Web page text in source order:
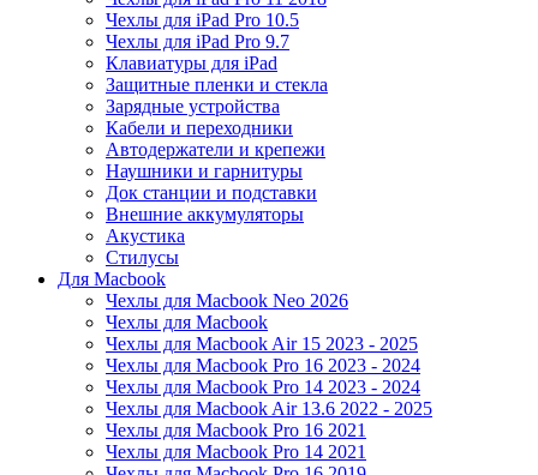
Чехлы для iPad Pro 10.5
Чехлы для iPad Pro 9.7
Клавиатуры для iPad
Защитные пленки и стекла
Зарядные устройства
Кабели и переходники
Автодержатели и крепежи
Наушники и гарнитуры
Док станции и подставки
Внешние аккумуляторы
Акустика
Стилусы
Для Macbook
Чехлы для Macbook Neo 2026
Чехлы для Macbook
Чехлы для Macbook Air 15 2023 - 2025
Чехлы для Macbook Pro 16 2023 - 2024
Чехлы для Macbook Pro 14 2023 - 2024
Чехлы для Macbook Air 13.6 2022 - 2025
Чехлы для Macbook Pro 16 2021
Чехлы для Macbook Pro 14 2021